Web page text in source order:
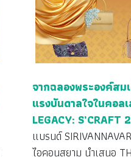
จากฉลองพระองค์ส
แรงบันดาลใจในคอล
LEGACY: S’CRAFT
แบรนด์
ไอคอนสยาม นำเสนอ